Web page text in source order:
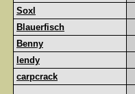
Soxl
Blauerfisch
Benny
lendy
carpcrack